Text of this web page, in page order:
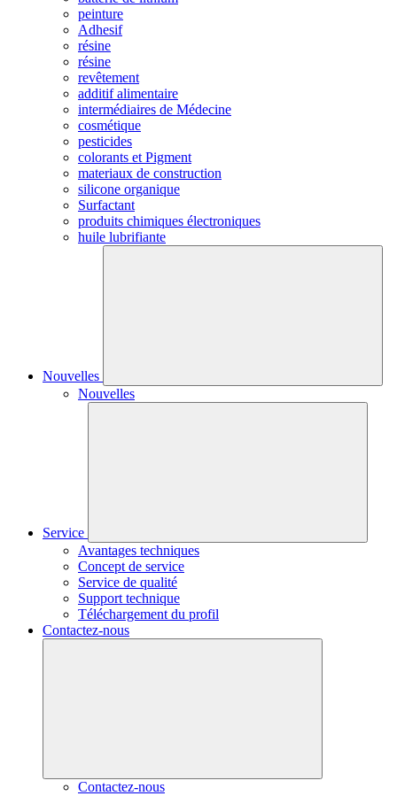
peinture
Adhesif
résine
résine
revêtement
additif alimentaire
intermédiaires de Médecine
cosmétique
pesticides
colorants et Pigment
materiaux de construction
silicone organique
Surfactant
produits chimiques électroniques
huile lubrifiante
Nouvelles
Nouvelles
Service
Avantages techniques
Concept de service
Service de qualité
Support technique
Téléchargement du profil
Contactez-nous
Contactez-nous